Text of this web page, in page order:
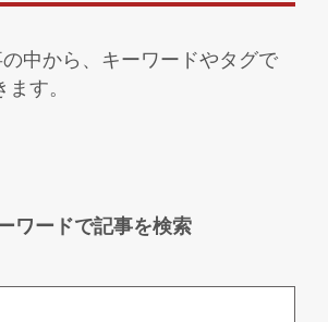
中から、キーワードやタグで
す。
ワードで記事を検索